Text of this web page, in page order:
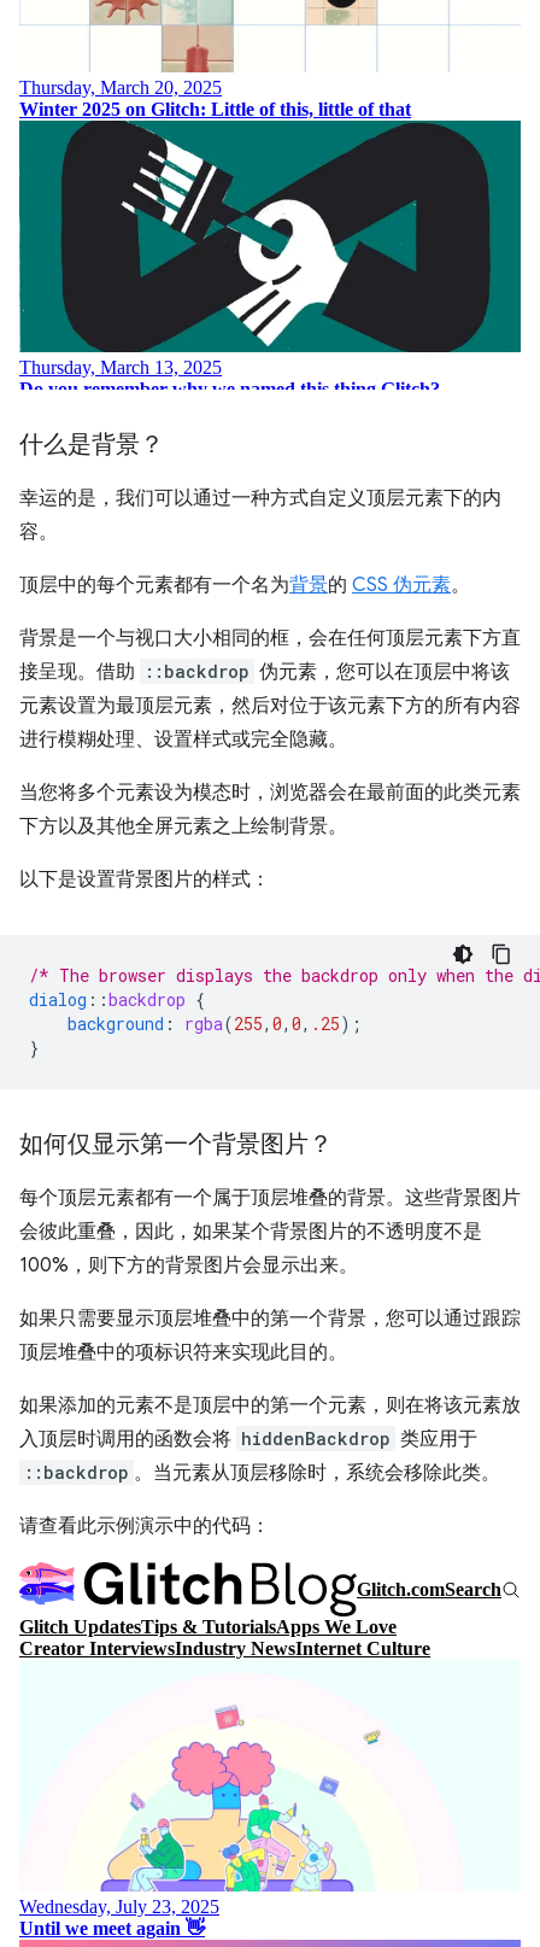
什么是背景？
幸运的是，我们可以通过一种方式自定义顶层元素下的内
容。
顶层中的每个元素都有一个名为背景的 CSS 伪元素。
背景是一个与视口大小相同的框，会在任何顶层元素下方直
接呈现。借助
::backdrop 伪元素，您可以在顶层中将该
元素设置为最顶层元素，然后对位于该元素下方的所有内容
进行模糊处理、设置样式或完全隐藏。
当您将多个元素设为模态时，浏览器会在最前面的此类元素
下方以及其他全屏元素之上绘制背景。
以下是设置背景图片的样式：
/* The browser displays the backdrop only when the
dialog ::backdrop {
background : rgba(255, 0, 0, .25);
}
如何仅显示第一个背景图片？
每个顶层元素都有一个属于顶层堆叠的背景。这些背景图片
会彼此重叠，因此，如果某个背景图片的不透明度不是
100%，则下方的背景图片会显示出来。
如果只需要显示顶层堆叠中的第一个背景，您可以通过跟踪
顶层堆叠中的项标识符来实现此目的。
如果添加的元素不是顶层中的第一个元素，则在将该元素放
入顶层时调用的函数会将 hiddenBackdrop 类应用于
::backdrop 。当元素从顶层移除时，系统会移除此类。
请查看此示例演示中的代码：